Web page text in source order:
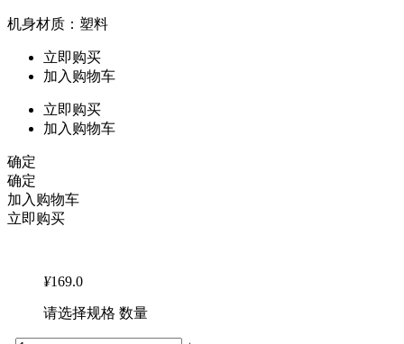
机身材质：塑料
立即购买
加入购物车
立即购买
加入购物车
确定
确定
加入购物车
立即购买
¥169.0
请选择规格 数量